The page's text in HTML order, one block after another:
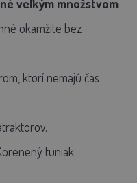
veľkým množstvom
okamžite bez
ktorí nemajú čas
tuniak